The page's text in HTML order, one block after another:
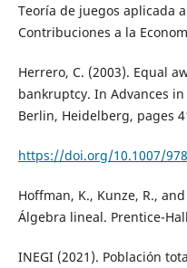
Teoría de juegos aplicada
Contribuciones a la
Herrero, C. (2003). Equal
bankruptcy. In Advances
Berlin, Heidelberg, pages
https://doi.org/10.1007/
Hoffman, K., Kunze, R.,
Álgebra lineal. Prentice-
INEGI (2021). Población